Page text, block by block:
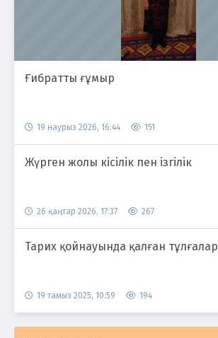
Ғибратты ғұмыр
19 наурыз 2026, 16:44 151
Жүрген жолы кісілік пен ізгілік
26 қаңтар 2026, 17:37 267
Тарих қойнауында қалған тұлғалар
19 тамыз 2025, 10:59 194